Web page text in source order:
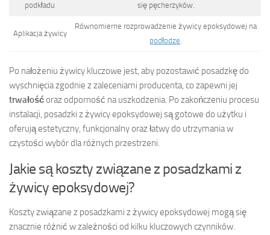
podkładu
się pęcherzyków.
Aplikacja żywicy
Równomierne rozprowadzenie żywicy epoksydowej na
podłodze.
Po nałożeniu żywicy kluczowe jest, aby pozostawić posadzkę do
wyschnięcia zgodnie z zaleceniami producenta, co zapewni jej
trwałośćoraz odporność na uszkodzenia. Po zakończeniu procesu
instalacji, posadzki z żywicy epoksydowej są gotowe do użytku i
oferują estetyczny, funkcjonalny oraz łatwy do utrzymania w
czystości wybór dla różnych przestrzeni.
Jakie są koszty związane z posadzkami z
żywicy epoksydowej?
Koszty związane z posadzkami z żywicy epoksydowej mogą się
znacznie różnić w zależności od kilku kluczowych czynników.